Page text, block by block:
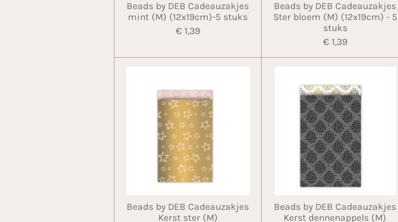
Beads by DEB Cadeauzakjes
mint (M) (12x19cm)-5 stuks
€ 1,39
Beads by DEB Cadeauzakjes
Ster bloem (M) (12x19cm) - 5
stuks
€ 1,39
Beads by DEB Cadeauzakjes
Kerst ster (M)
Beads by DEB Cadeauzakjes
Kerst dennenappels (M)